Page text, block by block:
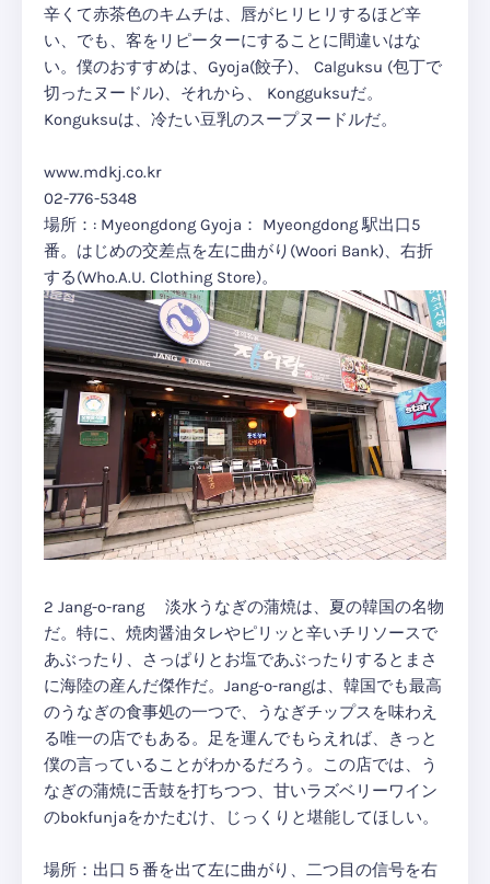
辛くて赤茶色のキムチは、唇がヒリヒリするほど辛
い、でも、客をリピーターにすることに間違いはな
い。僕のおすすめは、Gyoja(餃子)、 Calguksu (包丁で
切ったヌードル)、それから、 Kongguksuだ。
Konguksuは、冷たい豆乳のスープヌードルだ。
www.mdkj.co.kr
02-776-5348
場所：: Myeongdong Gyoja： Myeongdong 駅出口5
番。はじめの交差点を左に曲がり(Woori Bank)、右折
する(Who.A.U. Clothing Store)。
2 Jang-o-rang 淡水うなぎの蒲焼は、夏の韓国の名物
だ。特に、焼肉醤油タレやピリッと辛いチリソースで
あぶったり、さっぱりとお塩であぶったりするとまさ
に海陸の産んだ傑作だ。Jang-o-rangは、韓国でも最高
のうなぎの食事処の一つで、うなぎチップスを味わえ
る唯一の店でもある。足を運んでもらえれば、きっと
僕の言っていることがわかるだろう。この店では、う
なぎの蒲焼に舌鼓を打ちつつ、甘いラズベリーワイン
のbokfunjaをかたむけ、じっくりと堪能してほしい。
場所：出口５番を出て左に曲がり、二つ目の信号を右